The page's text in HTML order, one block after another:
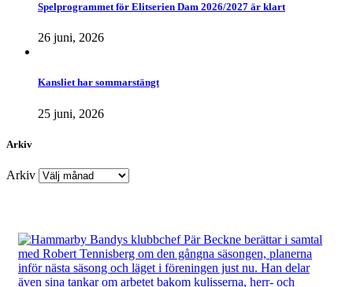
Spelprogrammet för Elitserien Dam 2026/2027 är klart
26 juni, 2026
Kansliet har sommarstängt
25 juni, 2026
Arkiv
Arkiv